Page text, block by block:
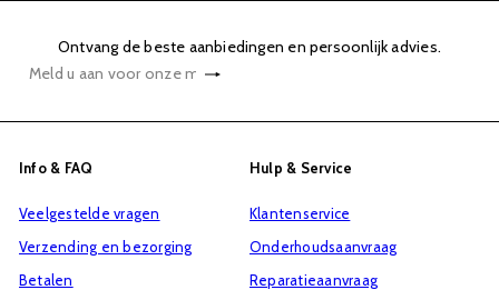
Ontvang de beste aanbiedingen en persoonlijk advies.
Abonneren
Meld
voor
mailinglijst
Info & FAQ
Veelgestelde vragen
Verzending en bezorging
Betalen
Hulp & Service
Klantenservice
Onderhoudsaanvraag
Reparatieaanvraag